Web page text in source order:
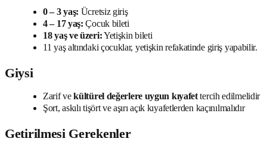
0 – 3 yaş: Ücretsiz giriş
4 – 17 yaş: Çocuk bileti
18 yaş ve üzeri:Yetişkin bileti
11 yaş altındaki çocuklar, yetişkin refakatinde giriş yapabilir.
Giysi
Zarif vekültürel değerlere uygun kıyafettercih edilmelidir
Şort, askılı tişört ve aşırı açık kıyafetlerden kaçınılmalıdır
Getirilmesi Gerekenler